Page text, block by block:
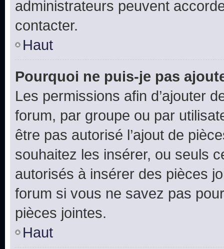
administrateurs peuvent
contacter.
Haut
Pourquoi ne puis-je pas
Les permissions afin d’ajouter
forum, par groupe ou par
être pas autorisé l’ajout de
souhaitez les insérer, ou seuls
autorisés à insérer des pièces
forum si vous ne savez pas
pièces jointes.
Haut